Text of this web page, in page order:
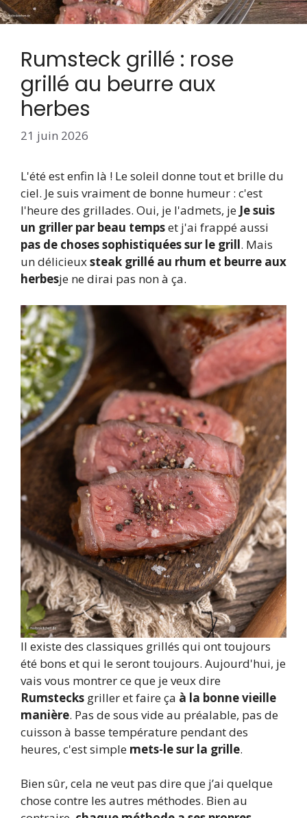
Rumsteck grillé : rose
grillé au beurre aux
herbes
21 juin 2026
L'été est enfin là ! Le soleil donne tout et brille du
ciel. Je suis vraiment de bonne humeur : c'est
l'heure des grillades. Oui, je l'admets, je Je suis
un griller par beau tempset j'ai frappé aussi
pas de choses sophistiquées sur le grill. Mais
un délicieuxsteak grillé au rhum et beurre aux
herbesje ne dirai pas non à ça.
Il existe des classiques grillés qui ont toujours
été bons et qui le seront toujours. Aujourd'hui, je
vais vous montrer ce que je veux dire
Rumstecks griller et faire ça à la bonne vieille
manière. Pas de sous vide au préalable, pas de
cuisson à basse température pendant des
heures, c'est simple mets-le sur la grille.
Bien sûr, cela ne veut pas dire que j’ai quelque
chose contre les autres méthodes. Bien au